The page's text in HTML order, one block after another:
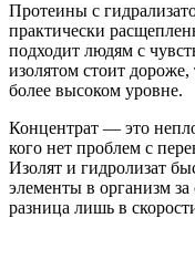
Протеины с
практически
подходит людям с
изолятом стоит дороже,
более высоком уровне.
Концентрат — это
кого нет проблем с
Изолят и гидролизат
элементы в организм
разница лишь в